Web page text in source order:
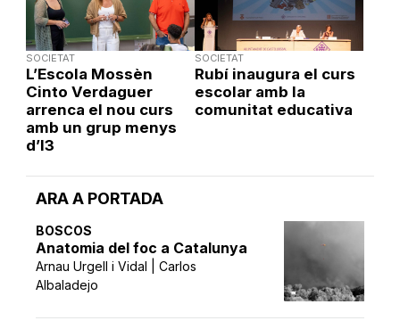
ARA A PORTADA
BOSCOS
Anatomia del foc a Catalunya
Arnau Urgell i Vidal | Carlos
Albaladejo
SOCIETAT
L’Escola Mossèn
Cinto Verdaguer
arrenca el nou curs
amb un grup menys
d’I3
SOCIETAT
Rubí inaugura el curs
escolar amb la
comunitat educativa